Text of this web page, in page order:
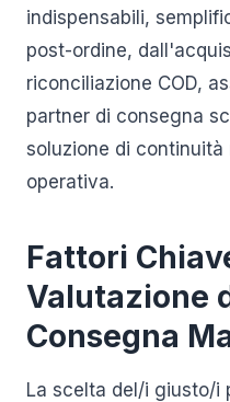
indispensabili,
post-ordine,
riconciliazione COD,
partner di consegna
soluzione di
operativa.
Fattori
Valutazione
Consegna
La scelta del/i giusto/i